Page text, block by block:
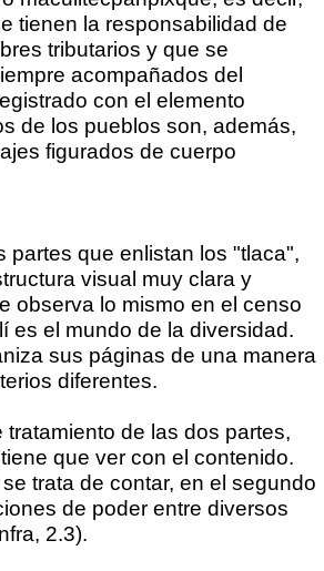
tienen la responsabilidad de
tributarios y que se
acompañados del
con el elemento
de los pueblos son, además,
figurados de cuerpo
partes que enlistan los "tlaca",
visual muy clara y
observa lo mismo en el censo
es el mundo de la diversidad.
sus páginas de una manera
diferentes.
tratamiento de las dos partes,
que ver con el contenido.
trata de contar, en el segundo
de poder entre diversos
2.3).